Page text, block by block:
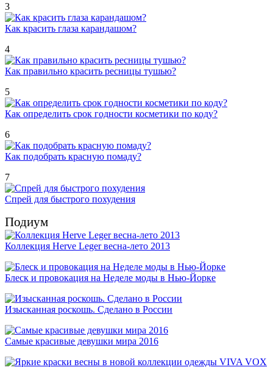
3
Как красить глаза карандашом?
4
Как правильно красить ресницы тушью?
5
Как определить срок годности косметики по коду?
6
Как подобрать красную помаду?
7
Спрей для быстрого похудения
Подиум
Коллекция Herve Leger весна-лето 2013
Блеск и провокация на Неделе моды в Нью-Йорке
Изысканная роскошь. Сделано в России
Самые красивые девушки мира 2016